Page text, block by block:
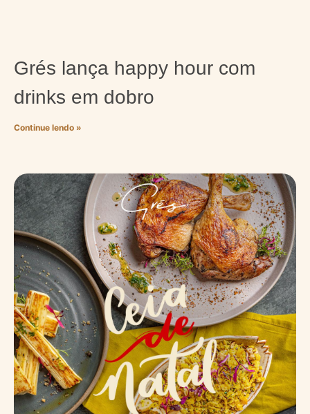
Grés lança happy hour com
drinks em dobro
Continue lendo »